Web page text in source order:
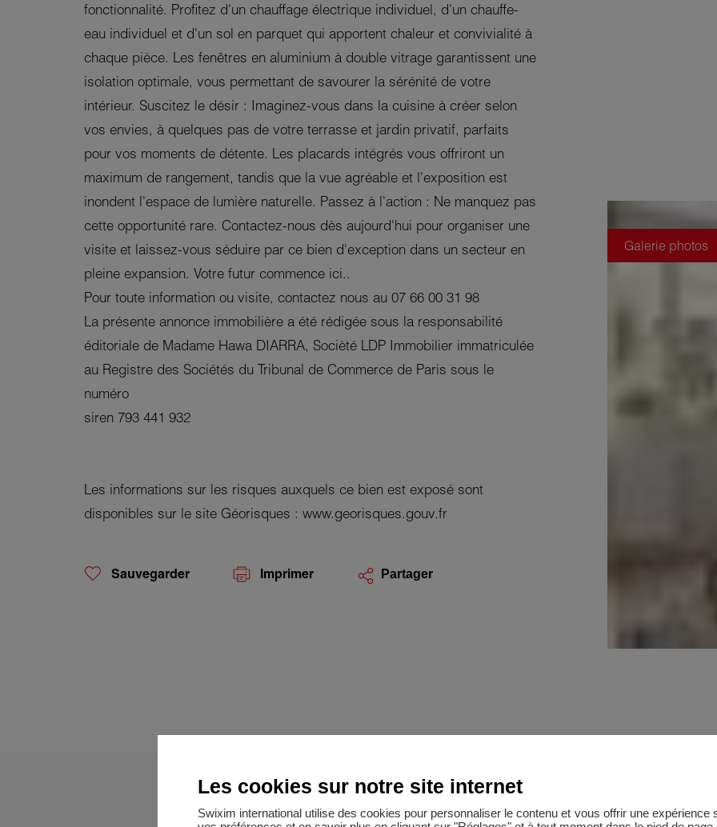
fonctionnalité. Profitez d'un chauffage électrique individuel, d'un chauffe-
eau individuel et d'un sol en parquet qui apportent chaleur et convivialité à
chaque pièce. Les fenêtres en aluminium à double vitrage garantissent une
isolation optimale, vous permettant de savourer la sérénité de votre
intérieur. Suscitez le désir : Imaginez-vous dans la cuisine à créer selon
vos envies, à quelques pas de votre terrasse et jardin privatif, parfaits
pour vos moments de détente. Les placards intégrés vous offriront un
maximum de rangement, tandis que la vue agréable et l'exposition est
inondent l'espace de lumière naturelle. Passez à l'action : Ne manquez pas
cette opportunité rare. Contactez-nous dès aujourd'hui pour organiser une
visite et laissez-vous séduire par ce bien d'exception dans un secteur en
pleine expansion. Votre futur commence ici..
Pour toute information ou visite, contactez nous au 07 66 00 31 98
La présente annonce immobilière a été rédigée sous la responsabilité
éditoriale de Madame Hawa DIARRA, Socièté LDP Immobilier immatriculée
au Registre des Sociétés du Tribunal de Commerce de Paris sous le
numéro
siren 793 441 932
Les informations sur les risques auxquels ce bien est exposé sont
disponibles sur le site Géorisques : www.georisques.gouv.fr
Sauvegarder Imprimer Partager
Galerie photos
Les cookies sur notre site internet
Swixim international utilise des cookies pour personnaliser le contenu et vous offrir une expérience